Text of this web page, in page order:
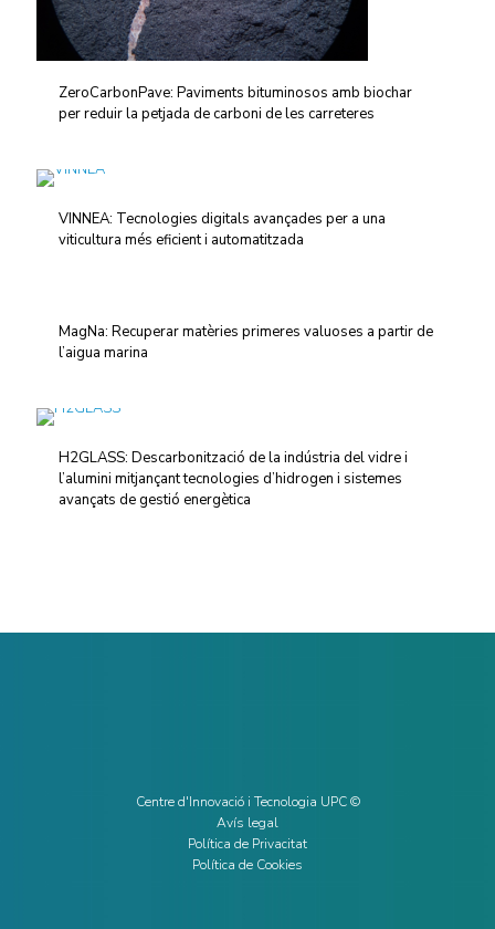
ZeroCarbonPave: Paviments bituminosos amb biochar
per reduir la petjada de carboni de les carreteres
VINNEA: Tecnologies digitals avançades per a una
viticultura més eficient i automatitzada
MagNa: Recuperar matèries primeres valuoses a partir de
l’aigua marina
H2GLASS: Descarbonització de la indústria del vidre i
l’alumini mitjançant tecnologies d’hidrogen i sistemes
avançats de gestió energètica
Centre d'Innovació i Tecnologia UPC ©
Avís legal
Política de Privacitat
Política de Cookies